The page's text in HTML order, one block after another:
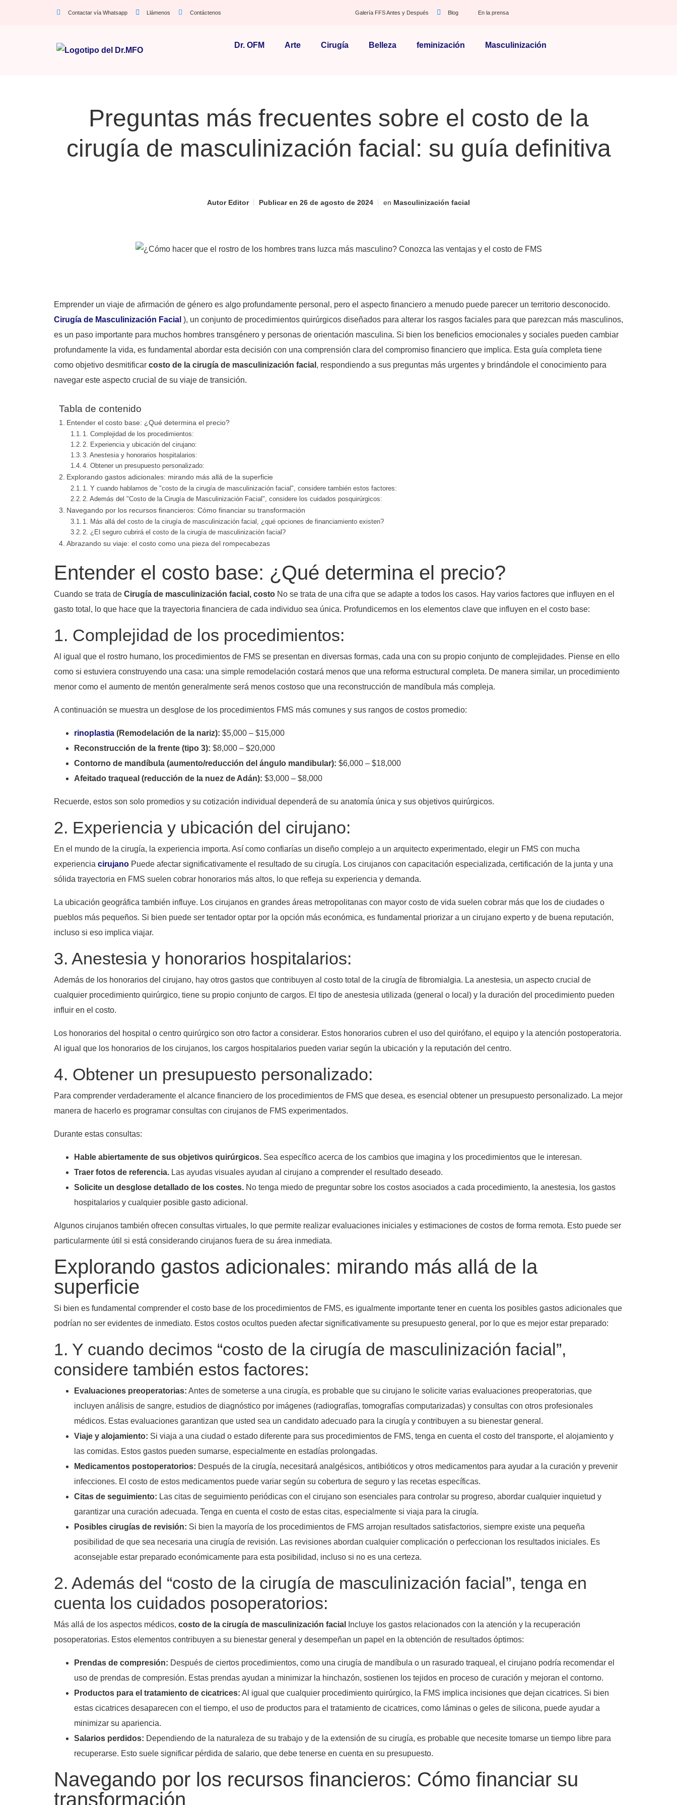
Contactar vía Whatsapp Llámenos Contáctenos Galería FFS Antes y Después Blog En la prensa
Dr. OFM Arte Cirugía Belleza feminización Masculinización
Preguntas más frecuentes sobre el costo de la
cirugía de masculinización facial: su guía definitiva
AutorEditor Publicar en 26 de agosto de 2024 en Masculinización facial
Emprender un viaje de afirmación de género es algo profundamente personal, pero el aspecto financiero a menudo puede parecer un territorio desconocido.
Cirugía de Masculinización Facial ), un conjunto de procedimientos quirúrgicos diseñados para alterar los rasgos faciales para que parezcan más masculinos,
es un paso importante para muchos hombres transgénero y personas de orientación masculina. Si bien los beneficios emocionales y sociales pueden cambiar
profundamente la vida, es fundamental abordar esta decisión con una comprensión clara del compromiso financiero que implica. Esta guía completa tiene
como objetivo desmitificar costo de la cirugía de masculinización facial , respondiendo a sus preguntas más urgentes y brindándole el conocimiento para
navegar este aspecto crucial de su viaje de transición.
Tabla de contenido
Entender el costo base: ¿Qué determina el precio?
1. Complejidad de los procedimientos:
2. Experiencia y ubicación del cirujano:
3. Anestesia y honorarios hospitalarios:
4. Obtener un presupuesto personalizado:
Explorando gastos adicionales: mirando más allá de la superficie
1. Y cuando hablamos de "costo de la cirugía de masculinización facial", considere también estos factores:
2. Además del "Costo de la Cirugía de Masculinización Facial", considere los cuidados posquirúrgicos:
Navegando por los recursos financieros: Cómo financiar su transformación
1. Más allá del costo de la cirugía de masculinización facial, ¿qué opciones de financiamiento existen?
2. ¿El seguro cubrirá el costo de la cirugía de masculinización facial?
Abrazando su viaje: el costo como una pieza del rompecabezas
Entender el costo base: ¿Qué determina el precio?
Cuando se trata de Cirugía de masculinización facial, costo No se trata de una cifra que se adapte a todos los casos. Hay varios factores que influyen en el
gasto total, lo que hace que la trayectoria financiera de cada individuo sea única. Profundicemos en los elementos clave que influyen en el costo base:
1. Complejidad de los procedimientos:
Al igual que el rostro humano, los procedimientos de FMS se presentan en diversas formas, cada una con su propio conjunto de complejidades. Piense en ello
como si estuviera construyendo una casa: una simple remodelación costará menos que una reforma estructural completa. De manera similar, un procedimiento
menor como el aumento de mentón generalmente será menos costoso que una reconstrucción de mandíbula más compleja.
A continuación se muestra un desglose de los procedimientos FMS más comunes y sus rangos de costos promedio:
rinoplastia (Remodelación de la nariz): $5,000 – $15,000
Reconstrucción de la frente (tipo 3): $8,000 – $20,000
Contorno de mandíbula (aumento/reducción del ángulo mandibular): $6,000 – $18,000
Afeitado traqueal (reducción de la nuez de Adán): $3,000 – $8,000
Recuerde, estos son solo promedios y su cotización individual dependerá de su anatomía única y sus objetivos quirúrgicos.
2. Experiencia y ubicación del cirujano:
En el mundo de la cirugía, la experiencia importa. Así como confiarías un diseño complejo a un arquitecto experimentado, elegir un FMS con mucha
experiencia cirujano Puede afectar significativamente el resultado de su cirugía. Los cirujanos con capacitación especializada, certificación de la junta y una
sólida trayectoria en FMS suelen cobrar honorarios más altos, lo que refleja su experiencia y demanda.
La ubicación geográfica también influye. Los cirujanos en grandes áreas metropolitanas con mayor costo de vida suelen cobrar más que los de ciudades o
pueblos más pequeños. Si bien puede ser tentador optar por la opción más económica, es fundamental priorizar a un cirujano experto y de buena reputación,
incluso si eso implica viajar.
3. Anestesia y honorarios hospitalarios:
Además de los honorarios del cirujano, hay otros gastos que contribuyen al costo total de la cirugía de fibromialgia. La anestesia, un aspecto crucial de
cualquier procedimiento quirúrgico, tiene su propio conjunto de cargos. El tipo de anestesia utilizada (general o local) y la duración del procedimiento pueden
influir en el costo.
Los honorarios del hospital o centro quirúrgico son otro factor a considerar. Estos honorarios cubren el uso del quirófano, el equipo y la atención postoperatoria.
Al igual que los honorarios de los cirujanos, los cargos hospitalarios pueden variar según la ubicación y la reputación del centro.
4. Obtener un presupuesto personalizado:
Para comprender verdaderamente el alcance financiero de los procedimientos de FMS que desea, es esencial obtener un presupuesto personalizado. La mejor
manera de hacerlo es programar consultas con cirujanos de FMS experimentados.
Durante estas consultas:
Hable abiertamente de sus objetivos quirúrgicos. Sea específico acerca de los cambios que imagina y los procedimientos que le interesan.
Traer fotos de referencia. Las ayudas visuales ayudan al cirujano a comprender el resultado deseado.
Solicite un desglose detallado de los costes. No tenga miedo de preguntar sobre los costos asociados a cada procedimiento, la anestesia, los gastos
hospitalarios y cualquier posible gasto adicional.
Algunos cirujanos también ofrecen consultas virtuales, lo que permite realizar evaluaciones iniciales y estimaciones de costos de forma remota. Esto puede ser
particularmente útil si está considerando cirujanos fuera de su área inmediata.
Explorando gastos adicionales: mirando más allá de la
superficie
Si bien es fundamental comprender el costo base de los procedimientos de FMS, es igualmente importante tener en cuenta los posibles gastos adicionales que
podrían no ser evidentes de inmediato. Estos costos ocultos pueden afectar significativamente su presupuesto general, por lo que es mejor estar preparado:
1. Y cuando decimos “costo de la cirugía de masculinización facial”,
considere también estos factores:
Evaluaciones preoperatorias: Antes de someterse a una cirugía, es probable que su cirujano le solicite varias evaluaciones preoperatorias, que
incluyen análisis de sangre, estudios de diagnóstico por imágenes (radiografías, tomografías computarizadas) y consultas con otros profesionales
médicos. Estas evaluaciones garantizan que usted sea un candidato adecuado para la cirugía y contribuyen a su bienestar general.
Viaje y alojamiento: Si viaja a una ciudad o estado diferente para sus procedimientos de FMS, tenga en cuenta el costo del transporte, el alojamiento y
las comidas. Estos gastos pueden sumarse, especialmente en estadías prolongadas.
Medicamentos postoperatorios: Después de la cirugía, necesitará analgésicos, antibióticos y otros medicamentos para ayudar a la curación y prevenir
infecciones. El costo de estos medicamentos puede variar según su cobertura de seguro y las recetas específicas.
Citas de seguimiento: Las citas de seguimiento periódicas con el cirujano son esenciales para controlar su progreso, abordar cualquier inquietud y
garantizar una curación adecuada. Tenga en cuenta el costo de estas citas, especialmente si viaja para la cirugía.
Posibles cirugías de revisión: Si bien la mayoría de los procedimientos de FMS arrojan resultados satisfactorios, siempre existe una pequeña
posibilidad de que sea necesaria una cirugía de revisión. Las revisiones abordan cualquier complicación o perfeccionan los resultados iniciales. Es
aconsejable estar preparado económicamente para esta posibilidad, incluso si no es una certeza.
2. Además del “costo de la cirugía de masculinización facial”, tenga en
cuenta los cuidados posoperatorios:
Más allá de los aspectos médicos, costo de la cirugía de masculinización facial
Incluye los gastos relacionados con la atención y la recuperación
posoperatorias. Estos elementos contribuyen a su bienestar general y desempeñan un papel en la obtención de resultados óptimos:
Prendas de compresión: Después de ciertos procedimientos, como una cirugía de mandíbula o un rasurado traqueal, el cirujano podría recomendar el
uso de prendas de compresión. Estas prendas ayudan a minimizar la hinchazón, sostienen los tejidos en proceso de curación y mejoran el contorno.
Productos para el tratamiento de cicatrices: Al igual que cualquier procedimiento quirúrgico, la FMS implica incisiones que dejan cicatrices. Si bien
estas cicatrices desaparecen con el tiempo, el uso de productos para el tratamiento de cicatrices, como láminas o geles de silicona, puede ayudar a
minimizar su apariencia.
Salarios perdidos: Dependiendo de la naturaleza de su trabajo y de la extensión de su cirugía, es probable que necesite tomarse un tiempo libre para
recuperarse. Esto suele significar pérdida de salario, que debe tenerse en cuenta en su presupuesto.
Navegando por los recursos financieros: Cómo financiar su
transformación